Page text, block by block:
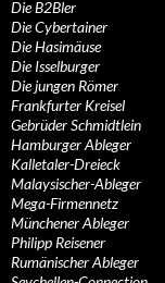
Die B2Bler
Die Cybertainer
Die Hasimäuse
Die Isselburger
Die jungen Römer
Frankfurter Kreisel
Gebrüder Schmidtlein
Hamburger Ableger
Kalletaler-Dreieck
Malaysischer-Ableger
Mega-Firmennetz
Münchener Ableger
Philipp Reisener
Rumänischer Ableger